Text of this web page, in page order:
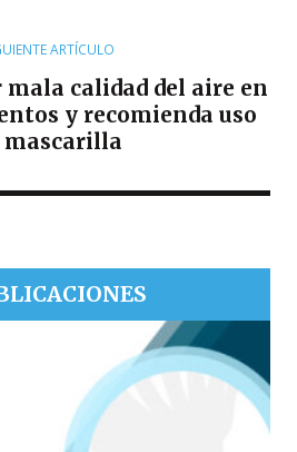
ARTÍCULO
calidad del aire en
y recomienda uso
mascarilla